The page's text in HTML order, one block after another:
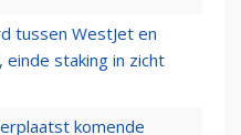
tussen WestJet en
einde staking in zicht
komende